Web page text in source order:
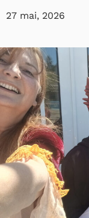
27 mai, 2026